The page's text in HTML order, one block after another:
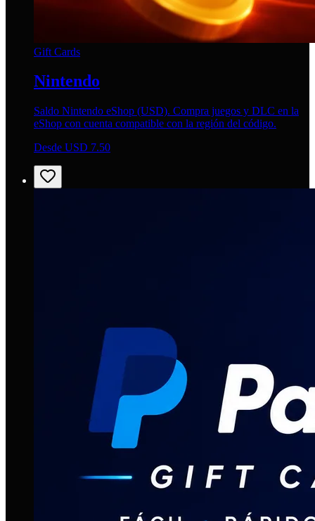
Gift Cards
Nintendo
Saldo Nintendo eShop (USD). Compra juegos y DLC en la
eShop con cuenta compatible con la región del código.
Desde USD 7.50